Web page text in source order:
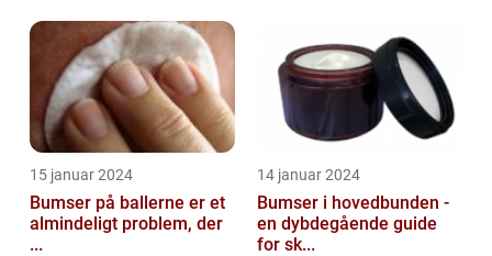
15 januar 2024
Bumser på ballerne er et
almindeligt problem, der
...
14 januar 2024
Bumser i hovedbunden -
en dybdegående guide
for sk...